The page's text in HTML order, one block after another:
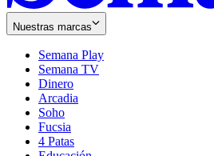
Nuestras marcas
Semana Play
Semana TV
Dinero
Arcadia
Soho
in
new
Fucsia
in
4 Patas